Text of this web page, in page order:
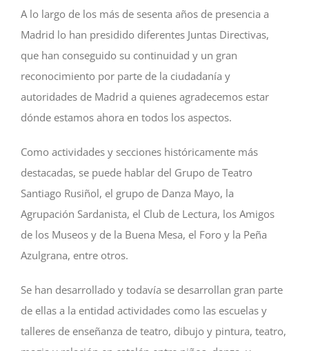
A lo largo de los más de sesenta años de presencia a
Madrid lo han presidido diferentes Juntas Directivas,
que han conseguido su continuidad y un gran
reconocimiento por parte de la ciudadanía y
autoridades de Madrid a quienes agradecemos estar
dónde estamos ahora en todos los aspectos.
Como actividades y secciones históricamente más
destacadas, se puede hablar del Grupo de Teatro
Santiago Rusiñol, el grupo de Danza Mayo, la
Agrupación Sardanista, el Club de Lectura, los Amigos
de los Museos y de la Buena Mesa, el Foro y la Peña
Azulgrana, entre otros.
Se han desarrollado y todavía se desarrollan gran parte
de ellas a la entidad actividades como las escuelas y
talleres de enseñanza de teatro, dibujo y pintura, teatro,